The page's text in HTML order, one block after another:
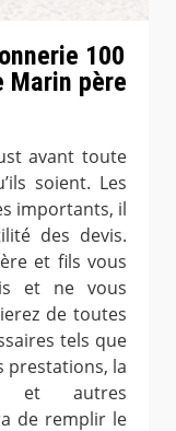
100
Marin père
avant toute
soient. Les
importants, il
des devis.
et fils vous
et ne vous
de toutes
tels que
prestations, la
et autres
de remplir le